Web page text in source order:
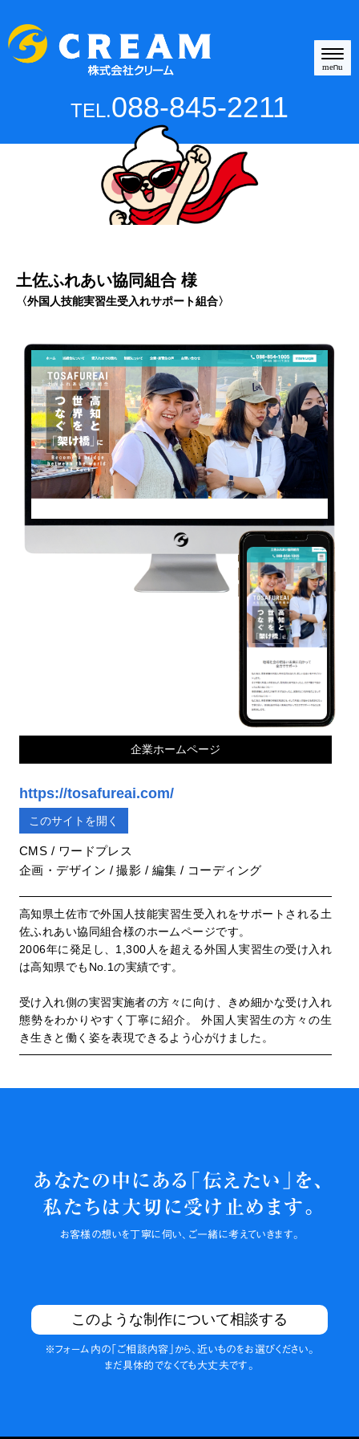
N
a
i
menu
TEL.088-845-2211
土佐ふれあい協同組合 様
〈外国人技能実習生受入れサポート組合〉
企業ホームページ
https://tosafureai.com/
このサイトを開く
CMS / ワードプレス
企画・デザイン / 撮影 / 編集 / コーディング
高知県土佐市で外国人技能実習生受入れをサポートされる土
佐ふれあい協同組合様のホームページです。
2006年に発足し、1,300人を超える外国人実習生の受け入れ
は高知県でもNo.1の実績です。
受け入れ側の実習実施者の方々に向け、きめ細かな受け入れ
態勢をわかりやすく丁寧に紹介。 外国人実習生の方々の生
き生きと働く姿を表現できるよう心がけました。
あなたの中にある「伝えたい」を、
私たちは大切に 受け止めます。
お客様の想いを丁寧に伺い、 ご一緒に考えていきます。
このような制作について相談する
※フォーム内の 「ご相談内容」から、近いものをお選びください。
まだ具体的でなくても 大丈夫です。